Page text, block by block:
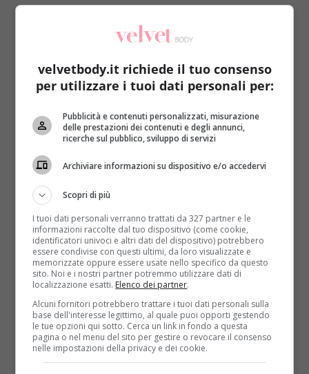
tartare di tonnoè un piatto leggero e può
essere servito da solo,oppure con diversi contorni
gustosi
. Oggi vi presentiamo la ricetta con i
pomodorini.
Ecco gli ingredienti
cucchiaino di senape in grani, 5 pomodorini, 1 radice
di zenzero, zucchero di canna, sale ed olio
extravergine d’oliva.
La preparazione è semplice e veloce:
tritate il tonno, conditelo con la senape e scottatelo
in una padella ben calda con un filo d’olio ed un
pizzico di sale. A questo punto tagliate i pomodorini
e saltateli in un’altra padella con lo zucchero, lo
zenzero ed il sale.
velvetbody.it richiede il tuo consenso
per utilizzare i tuoi dati personali per:
Pubblicità e contenuti personalizzati, misurazione
delle prestazioni dei contenuti e degli annunci,
ricerche sul pubblico, sviluppo di servizi
Archiviare informazioni su dispositivo e/o accedervi
Scopri di più
I tuoi dati personali verranno trattati da 327 partner e le
informazioni raccolte dal tuo dispositivo (come cookie,
identificatori univoci e altri dati del dispositivo) potrebbero
essere condivise con questi ultimi, da loro visualizzate e
memorizzate oppure essere usate nello specifico da questo
sito. Noi e i nostri partner potremmo utilizzare dati di
localizzazione esatti. Elenco dei partner.
Alcuni fornitori potrebbero trattare i tuoi dati personali sulla
base dell'interesse legittimo, al quale puoi opporti gestendo
le tue opzioni qui sotto. Cerca un link in fondo a questa
pagina o nel menu del sito per gestire o revocare il consenso
nelle impostazioni della privacy e dei cookie.